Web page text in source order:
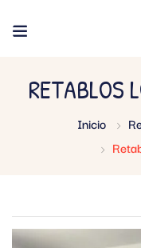
RETABLOS
Inicio